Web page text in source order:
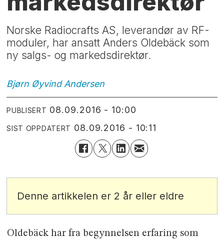
Norske Radiocrafts AS, leverandør av RF-
moduler, har ansatt Anders Oldebäck som
ny salgs- og markedsdirektør.
Bjørn Øyvind Andersen
PUBLISERT 08.09.2016 - 10:00
SIST OPPDATERT 08.09.2016 - 10:11
Denne artikkelen er 2 år eller eldre
Oldebäck har fra begynnelsen erfaring som